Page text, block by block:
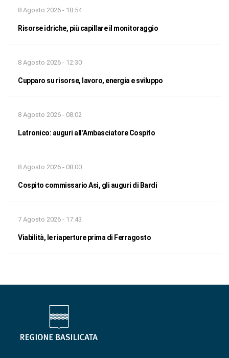
8 Agosto 2026 - 18:54
Risorse idriche, più capillare il monitoraggio
8 Agosto 2026 - 12:30
Cupparo su risorse, lavoro, energia e sviluppo
8 Agosto 2026 - 08:02
Latronico: auguri all’Ambasciatore Cospito
8 Agosto 2026 - 08:00
Cospito commissario Asi, gli auguri di Bardi
7 Agosto 2026 - 17:43
Viabilità, le riaperture prima di Ferragosto